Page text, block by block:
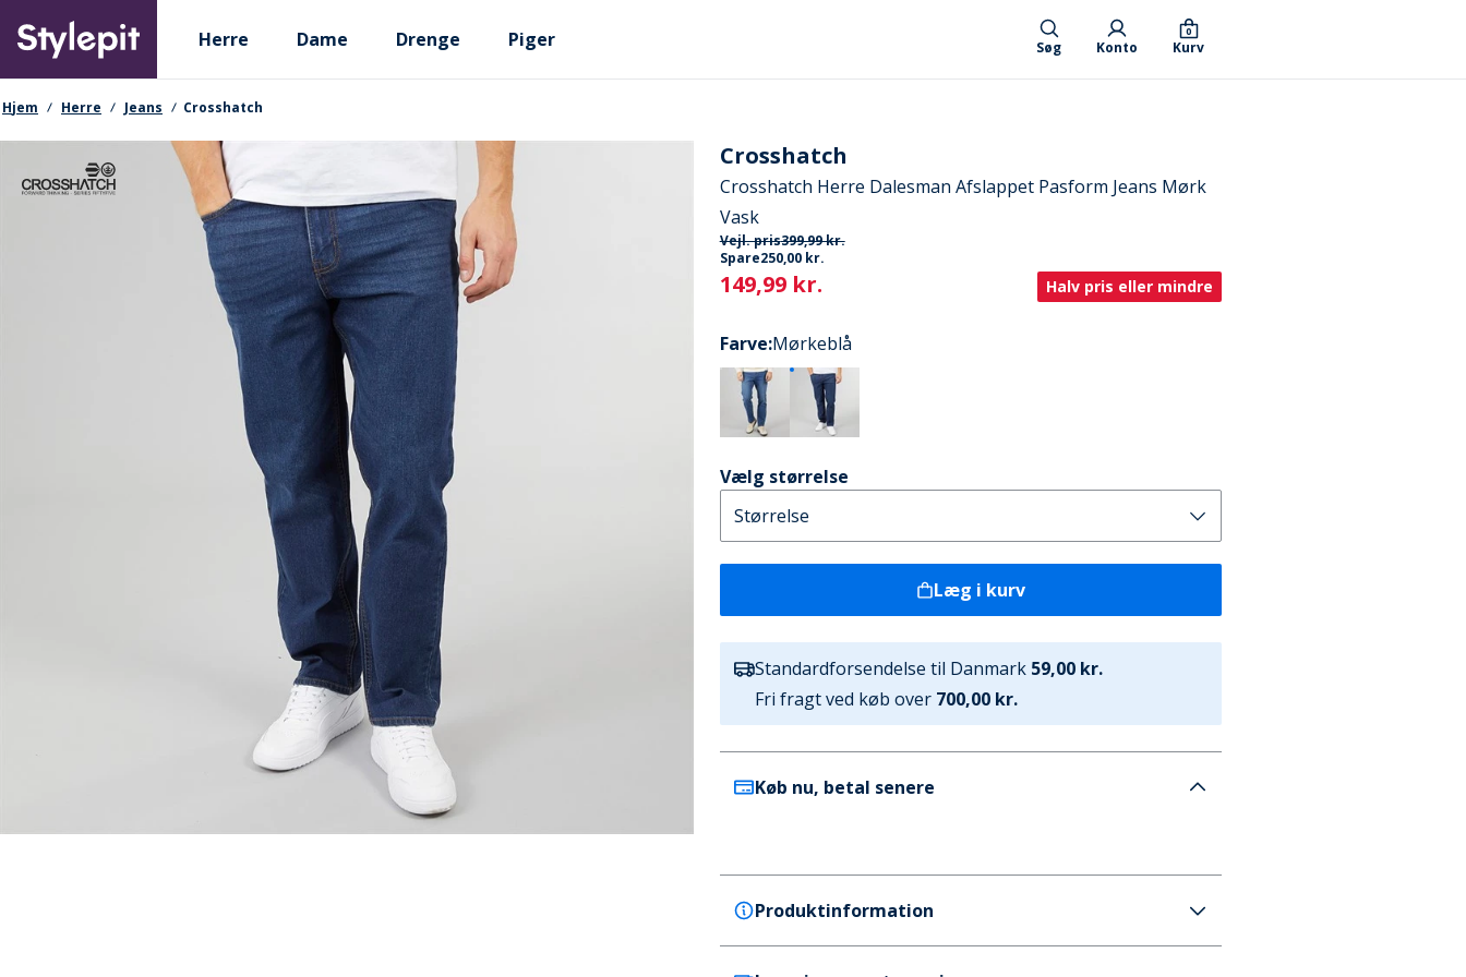
main
content
Primary departments
Herre Dame Drenge Piger Søg Konto Kurv
0
navigationssti
Hjem Herre Jeans Crosshatch
Crosshatch
Crosshatch Herre Dalesman Afslappet Pasform Jeans Mørk
Vask
Vejl. pris399,99 kr.
Spare250,00 kr.
Current
149,99 kr. Halv pris eller mindre
Farve:Mørkeblå
Vælg størrelse
Læg i kurv
Standardforsendelse til Danmark 59,00 kr.
Fri fragt ved køb over 700,00 kr.
Køb nu, betal senere
Produktinformation